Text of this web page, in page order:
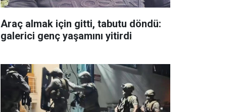
Araç almak için gitti, tabutu döndü:
galerici genç yaşamını yitirdi